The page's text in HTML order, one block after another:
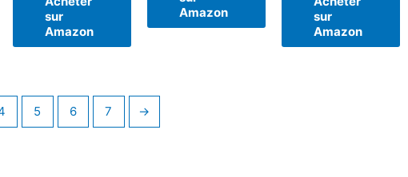
sur
Amazon
Amazon
sur
Amazon
5 6 7 →